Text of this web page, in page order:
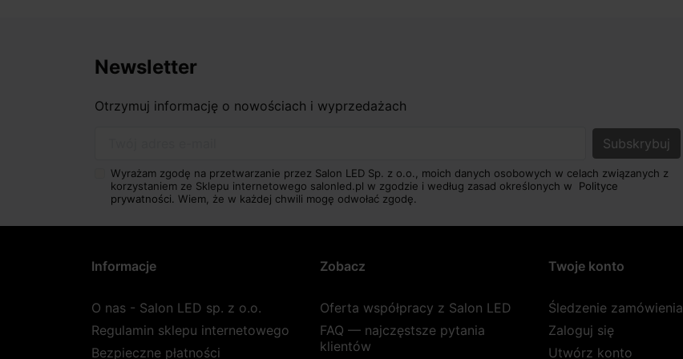
Newsletter
Otrzymuj informację o nowościach i wyprzedażach
Wyrażam zgodę na przetwarzanie przez Salon LED Sp. z o.o., moich danych osobowych w celach związanych z
korzystaniem ze Sklepu internetowego salonled.pl w zgodzie i według zasad określonych w Polityce
prywatności. Wiem, że w każdej chwili mogę odwołać zgodę.
Informacje
O nas - Salon LED sp. z o.o.
Regulamin sklepu internetowego
Bezpieczne płatności
Zobacz
Oferta współpracy z Salon LED
FAQ — najczęstsze pytania
klientów
Twoje konto
Śledzenie zamówienia
Zaloguj się
Utwórz konto